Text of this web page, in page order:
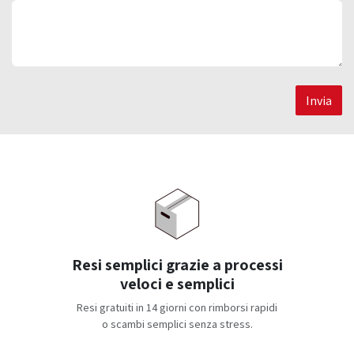
Invia
Resi semplici grazie a processi
veloci e semplici
Resi gratuiti in 14 giorni con rimborsi rapidi
o scambi semplici senza stress.